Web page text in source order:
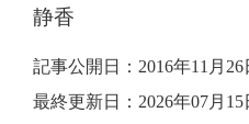
静香
記事公開日：2016年11月26
最終更新日：2026年07月15